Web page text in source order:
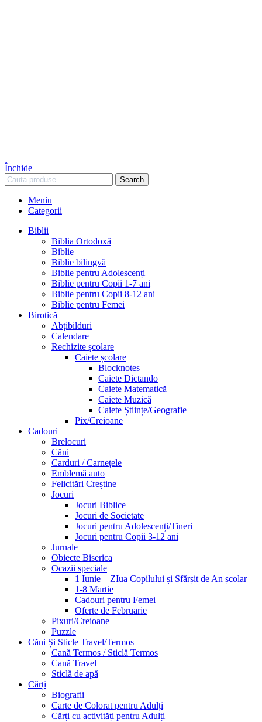
Închide
Search
Meniu
Categorii
Biblii
Biblia Ortodoxă
Biblie
Biblie bilingvă
Biblie pentru Adolescenți
Biblie pentru Copii 1-7 ani
Biblie pentru Copii 8-12 ani
Biblie pentru Femei
Birotică
Abțibilduri
Calendare
Rechizite școlare
Caiete școlare
Blocknotes
Caiete Dictando
Caiete Matematică
Caiete Muzică
Caiete Științe/Geografie
Pix/Creioane
Cadouri
Brelocuri
Căni
Carduri / Carnețele
Emblemă auto
Felicitări Creștine
Jocuri
Jocuri Biblice
Jocuri de Societate
Jocuri pentru Adolescenți/Tineri
Jocuri pentru Copii 3-12 ani
Jurnale
Obiecte Biserica
Ocazii speciale
1 Iunie – ZIua Copilului și Sfărșit de An școlar
1-8 Martie
Cadouri pentru Femei
Oferte de Februarie
Pixuri/Creioane
Puzzle
Căni Și Sticle Travel/Termos
Cană Termos / Sticlă Termos
Cană Travel
Sticlă de apă
Cărți
Biografii
Carte de Colorat pentru Adulți
Cărți cu activități pentru Adulți